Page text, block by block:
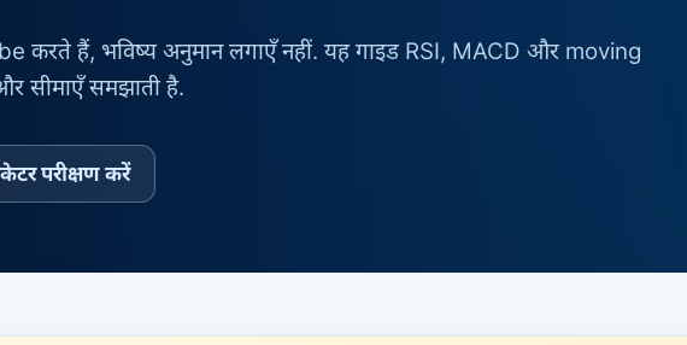
करते हैं, भविष्य अनुमान लगाएँ नहीं. यह गाइड RSI, MACD और moving
सीमाएँ समझाती है.
परीक्षण करें